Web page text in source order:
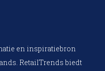
en inspiratiebron
RetailTrends biedt